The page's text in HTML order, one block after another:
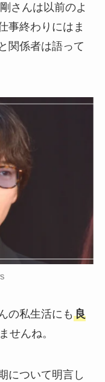
さんは以前のよ
事終わりにはま
関係者は語って
の私生活にも 良
せんね。
について明言し